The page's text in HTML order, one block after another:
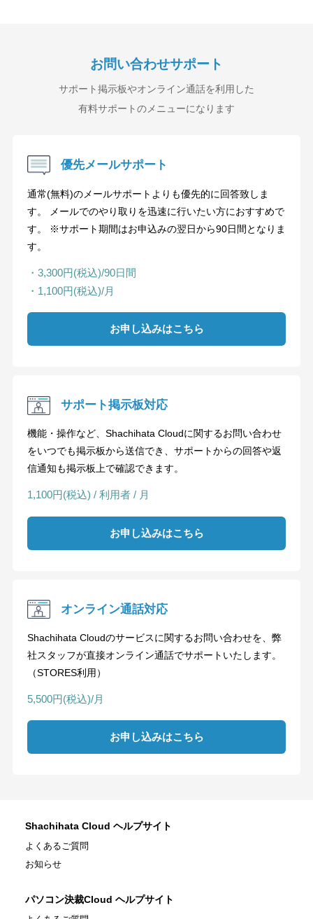
お問い合わせサポート
サポート掲示板やオンライン通話を利用した
有料サポートのメニューになります
優先メールサポート
通常(無料)のメールサポートよりも優先的に回答致しま
す。 メールでのやり取りを迅速に行いたい方におすすめで
す。 ※サポート期間はお申込みの翌日から90日間となりま
す。
・3,300円(税込)/90日間
・1,100円(税込)/月
お申し込みはこちら
サポート掲示板対応
機能・操作など、Shachihata Cloudに関するお問い合わせ
をいつでも掲示板から送信でき、サポートからの回答や返
信通知も掲示板上で確認できます。
1,100円(税込) / 利用者 / 月
お申し込みはこちら
オンライン通話対応
Shachihata Cloudのサービスに関するお問い合わせを、弊
社スタッフが直接オンライン通話でサポートいたします。
（STORES利用）
5,500円(税込)/月
お申し込みはこちら
Shachihata Cloud ヘルプサイト
よくあるご質問
お知らせ
パソコン決裁Cloud ヘルプサイト